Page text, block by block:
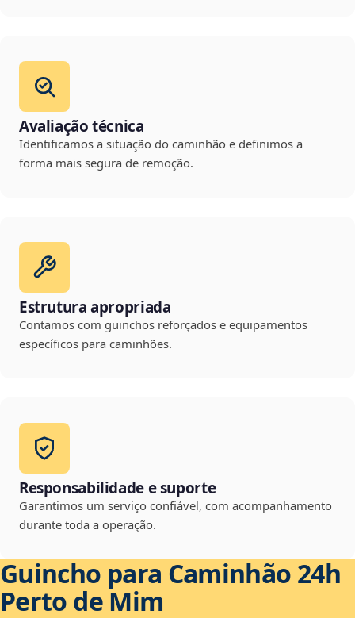
Avaliação técnica
Identificamos a situação do caminhão e definimos a
forma mais segura de remoção.
Estrutura apropriada
Contamos com guinchos reforçados e equipamentos
específicos para caminhões.
Responsabilidade e suporte
Garantimos um serviço confiável, com acompanhamento
durante toda a operação.
Guincho para Caminhão 24h
Perto de Mim